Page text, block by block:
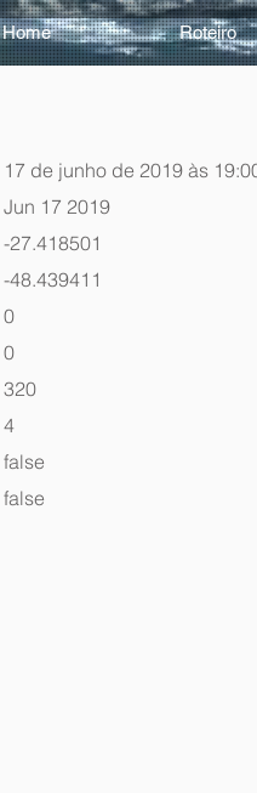
Home Roteiro
17 de junho de 2019 às
Jun 17 2019
-27.418501
-48.439411
0
0
320
4
false
false